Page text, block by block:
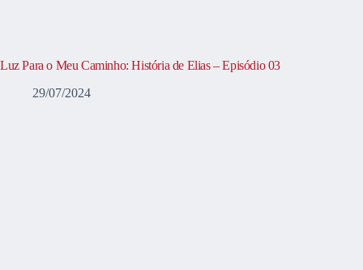
Luz Para o Meu Caminho: História de Elias – Episódio 03
29/07/2024